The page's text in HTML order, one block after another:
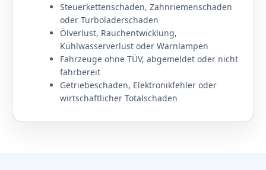
Steuerkettenschaden, Zahnriemenschaden
oder Turboladerschaden
Ölverlust, Rauchentwicklung,
Kühlwasserverlust oder Warnlampen
Fahrzeuge ohne TÜV, abgemeldet oder nicht
fahrbereit
Getriebeschaden, Elektronikfehler oder
wirtschaftlicher Totalschaden